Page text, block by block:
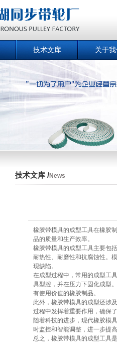
技术文库 关于
技术文库 /News
橡胶带模具的成型工具在橡胶
品的质量和生产效率。
橡胶带模具的成型工具主要包
耐热性、耐磨性和抗腐蚀性。
现缺陷。
在成型过程中，常用的成型工
具型腔，并在压力下固化成型
有使用价值的橡胶制品。
此外，橡胶带模具的成型还涉
过程中发挥着重要作用，确保
随着科技的进步，现代橡胶模
时监控和智能调整，进一步提
总之，橡胶带模具的成型工具